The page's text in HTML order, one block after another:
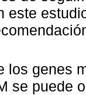
este
los genes
se puede